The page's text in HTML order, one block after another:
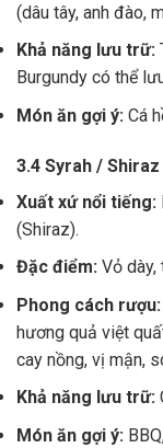
(dâu tây, anh đào,
Khả năng lưu trữ:
Burgundy có thể
Món ăn gợi ý: Cá
3.4 Syrah /
Xuất xứ nổi tiếng:
(Shiraz).
Đặc điểm: Vỏ dày,
Phong cách rượu:
hương quả việt
cay nồng, vị mận,
Khả năng lưu trữ:
Món ăn gợi ý: